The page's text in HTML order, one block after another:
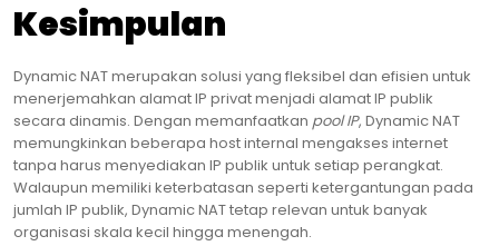
Kesimpulan
Dynamic NAT merupakan solusi yang fleksibel dan efisien untuk
menerjemahkan alamat IP privat menjadi alamat IP publik
secara dinamis. Dengan memanfaatkan pool IP, Dynamic NAT
memungkinkan beberapa host internal mengakses internet
tanpa harus menyediakan IP publik untuk setiap perangkat.
Walaupun memiliki keterbatasan seperti ketergantungan pada
jumlah IP publik, Dynamic NAT tetap relevan untuk banyak
organisasi skala kecil hingga menengah.